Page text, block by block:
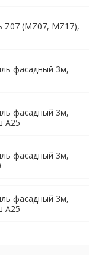
Z07 (MZ07, MZ17),
фасадный 3м,
фасадный 3м,
A25
фасадный 3м,
фасадный 3м,
A25